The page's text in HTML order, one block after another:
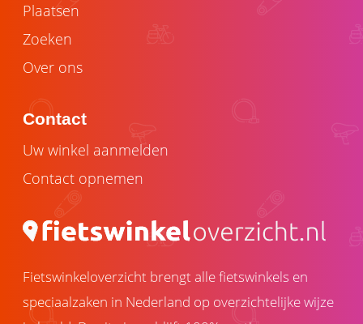
Plaatsen
Zoeken
Over ons
Contact
Uw winkel aanmelden
Contact opnemen
Fietswinkeloverzicht brengt alle fietswinkels en
speciaalzaken in Nederland op overzichtelijke wijze